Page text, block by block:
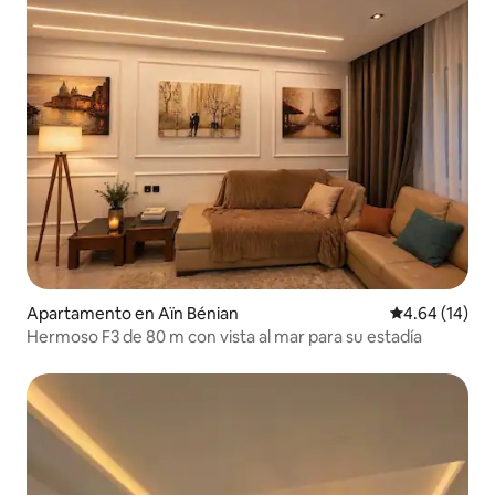
Apartamento en Aïn Bénian Calificación
4.64 (14)
Hermoso F3 de 80 m con vista al mar para su estadía